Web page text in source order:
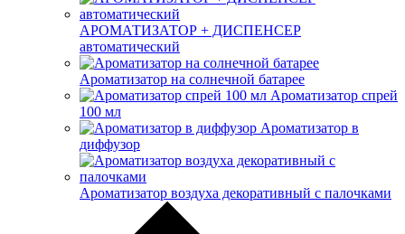
АРОМАТИЗАТОР + ДИСПЕНСЕР
автоматический
Ароматизатор на солнечной батарее
Ароматизатор спрей
100 мл
Ароматизатор в
диффузор
Ароматизатор воздуха декоративный с палочками